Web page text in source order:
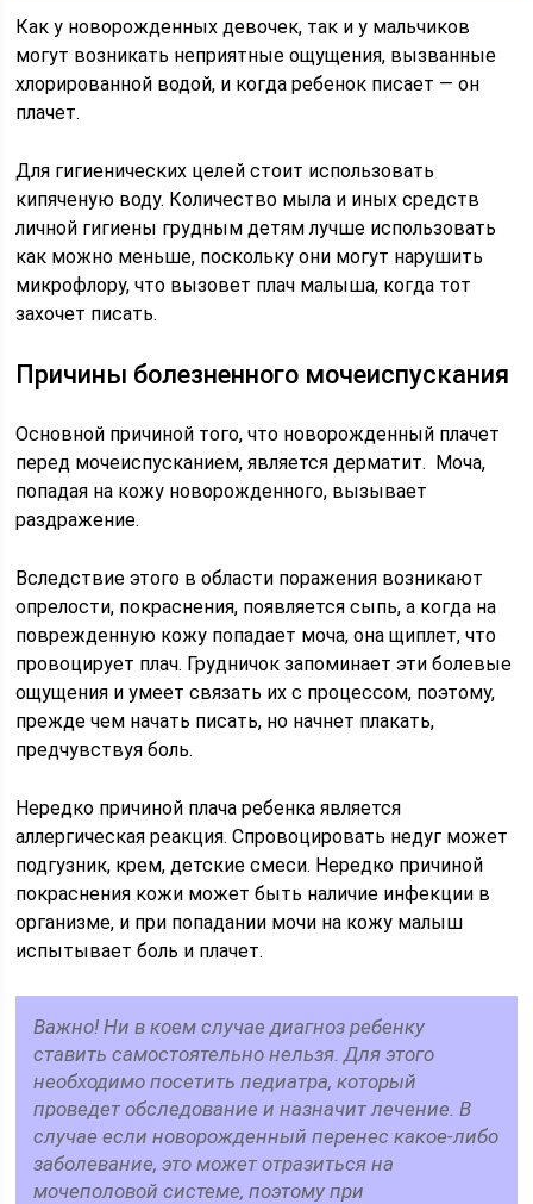
Как у новорожденных девочек, так и у мальчиков
могут возникать неприятные ощущения, вызванные
хлорированной водой, и когда ребенок писает — он
плачет.
Для гигиенических целей стоит использовать
кипяченую воду. Количество мыла и иных средств
личной гигиены грудным детям лучше использовать
как можно меньше, поскольку они могут нарушить
микрофлору, что вызовет плач малыша, когда тот
захочет писать.
Причины болезненного мочеиспускания
Основной причиной того, что новорожденный плачет
перед мочеиспусканием, является дерматит. Моча,
попадая на кожу новорожденного, вызывает
раздражение.
Вследствие этого в области поражения возникают
опрелости, покраснения, появляется сыпь, а когда на
поврежденную кожу попадает моча, она щиплет, что
провоцирует плач. Грудничок запоминает эти болевые
ощущения и умеет связать их с процессом, поэтому,
прежде чем начать писать, но начнет плакать,
предчувствуя боль.
Нередко причиной плача ребенка является
аллергическая реакция. Спровоцировать недуг может
подгузник, крем, детские смеси. Нередко причиной
покраснения кожи может быть наличие инфекции в
организме, и при попадании мочи на кожу малыш
испытывает боль и плачет.
Важно! Ни в коем случае диагноз ребенку
ставить самостоятельно нельзя. Для этого
необходимо посетить педиатра, который
проведет обследование и назначит лечение. В
случае если новорожденный перенес какое-либо
заболевание, это может отразиться на
мочеполовой системе, поэтому при